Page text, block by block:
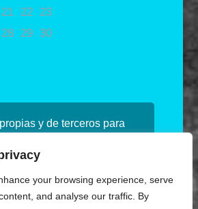
y de terceros para
que acepta su uso.
nuestra
Política de
your browsing experience, serve
and analyse our traffic. By
21 22
23
28 29 30